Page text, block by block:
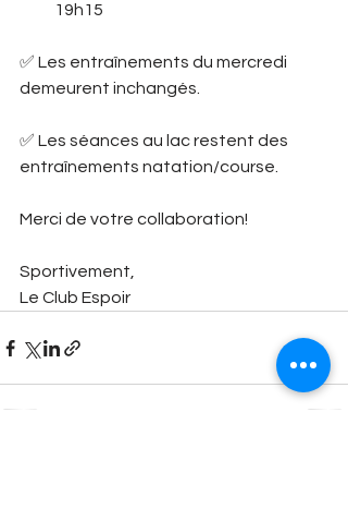
19h15
✅ Les entraînements du mercredi
demeurent inchangés.
✅ Les séances au lac restent des
entraînements natation/course.
Merci de votre collaboration!
Sportivement,
Le Club Espoir